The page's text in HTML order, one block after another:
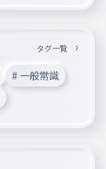
タグ一覧
# 一般常識